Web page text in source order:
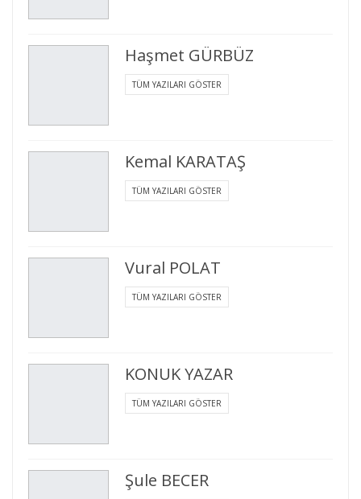
Haşmet GÜRBÜZ
TÜM YAZILARI GÖSTER
Kemal KARATAŞ
TÜM YAZILARI GÖSTER
Vural POLAT
TÜM YAZILARI GÖSTER
KONUK YAZAR
TÜM YAZILARI GÖSTER
Şule BECER